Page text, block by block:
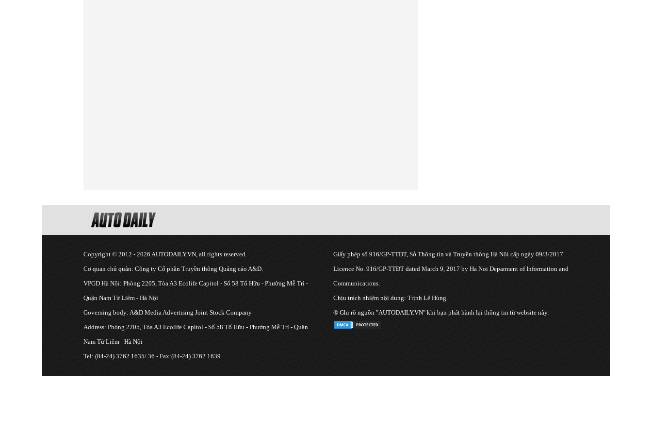
Copyright © 2012 - 2026 AUTODAILY.VN, all rights reserved.
Cơ quan chủ quản: Công ty Cổ phần Truyền thông Quảng cáo A&D.
VPGD Hà Nội: Phòng 2205, Tòa A3 Ecolife Capitol - Số 58 Tố Hữu - Phường Mễ Trì -
Quận Nam Từ Liêm - Hà Nội
Governing body: A&D Media Advertising Joint Stock Company
Address: Phòng 2205, Tòa A3 Ecolife Capitol - Số 58 Tố Hữu - Phường Mễ Trì - Quận
Nam Từ Liêm - Hà Nội
Tel: (84-24) 3762 1635/ 36 - Fax:(84-24) 3762 1639.
Giấy phép số 916/GP-TTĐT, Sở Thông tin và Truyền thông Hà Nội cấp ngày 09/3/2017.
Licence No. 916/GP-TTĐT dated March 9, 2017 by Ha Noi Deparment of Information and
Communications.
Chịu trách nhiệm nội dung: Trịnh Lê Hùng.
® Ghi rõ nguồn "AUTODAILY.VN" khi bạn phát hành lại thông tin từ website này.